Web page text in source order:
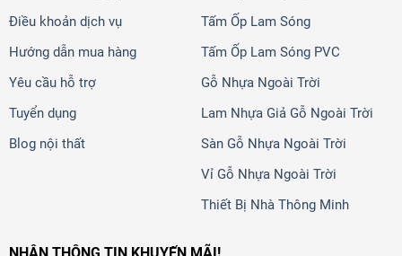
Điều khoản dịch vụ
Hướng dẫn mua hàng
Yêu cầu hỗ trợ
Tuyển dụng
Blog nội thất
Tấm Ốp Lam Sóng
Tấm Ốp Lam Sóng PVC
Gỗ Nhựa Ngoài Trời
Lam Nhựa Giả Gỗ Ngoài Trời
Sàn Gỗ Nhựa Ngoài Trời
Vỉ Gỗ Nhựa Ngoài Trời
Thiết Bị Nhà Thông Minh
NHẬN THÔNG TIN KHUYẾN MÃI!